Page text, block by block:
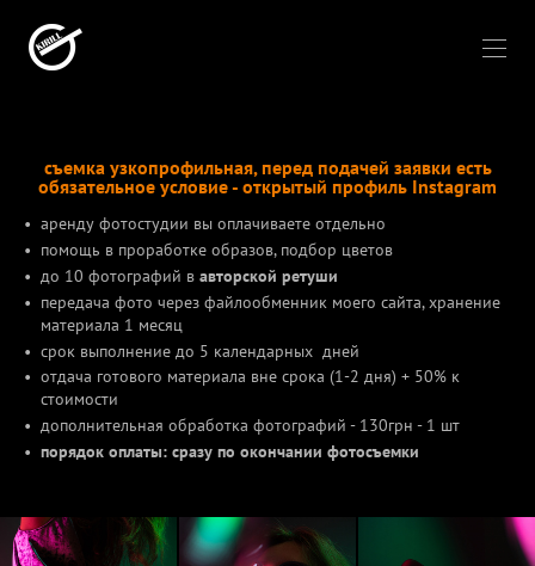
съемка узкопрофильная, перед подачей заявки есть
обязательное условие - открытый профиль Instagram
аренду фотостудии вы оплачиваете отдельно
помощь в проработке образов, подбор цветов
до 10 фотографий в авторской ретуши
передача фото через файлообменник моего сайта, хранение
материала 1 месяц
срок выполнение до 5 календарных дней
отдача готового материала вне срока (1-2 дня) + 50% к
стоимости
дополнительная обработка фотографий - 130грн - 1 шт
порядок оплаты: сразу по окончании фотосъемки